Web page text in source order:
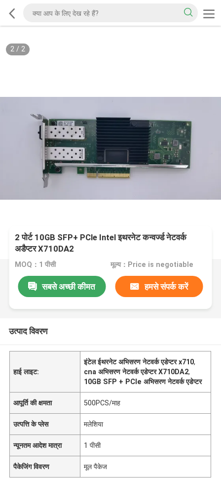
2/ 2
2 पोर्ट 10GB SFP+ PCle Intel इथरनेट कन्वर्ज्ड नेटवर्क
अडैप्टर X710DA2
MOQ：1 पीसी मूल्य：Price is negotiable
सबसे अच्छी कीमत हमसे संपर्क करें
उत्पाद विवरण
हाई लाइट:
इंटेल ईथरनेट अभिसरण नेटवर्क एडेप्टर x710,
cna अभिसरण नेटवर्क एडेप्टर X710DA2,
10GB SFP + PCle अभिसरण नेटवर्क एडेप्टर
आपूर्ति की क्षमता 500PCS/माह
उत्पत्ति के प्लेस मलेशिया
न्यूनतम आदेश मात्रा 1 पीसी
पैकेजिंग विवरण मूल पैकेज